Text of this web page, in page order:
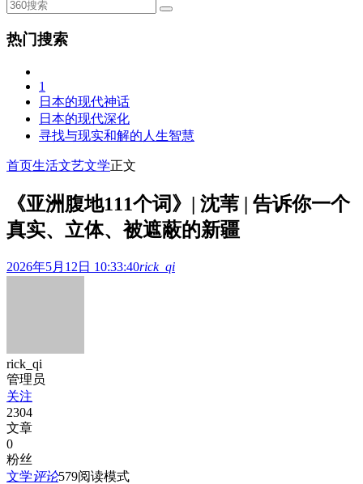
热门搜索
1
日本的现代神话
日本的现代深化
寻找与现实和解的人生智慧
首页生活文艺文学正文
《亚洲腹地111个词》| 沈苇 | 告诉你一个
真实、立体、被遮蔽的新疆
2026年5月12日 10:33:40rick_qi
rick_qi
管理员
关注
2304
文章
0
粉丝
文学评论579阅读模式